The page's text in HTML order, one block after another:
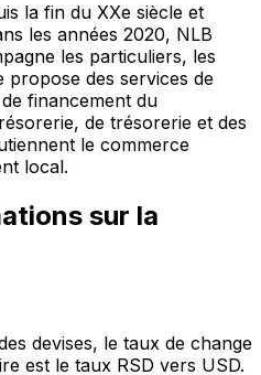
la fin du XXe siècle et
les années 2020, NLB
les particuliers, les
propose des services de
financement du
de trésorerie et des
le commerce
local.
sur la
devises, le taux de change
est le taux RSD vers USD.